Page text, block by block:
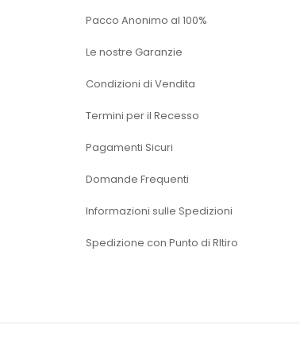
Pacco Anonimo al 100%
Le nostre Garanzie
Condizioni di Vendita
Termini per il Recesso
Pagamenti Sicuri
Domande Frequenti
Informazioni sulle Spedizioni
Spedizione con Punto di RItiro